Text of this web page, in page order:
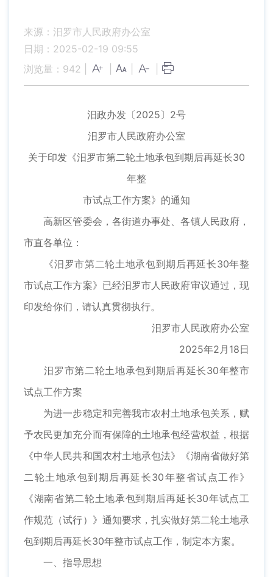
来源：汨罗市人民政府办公室
日期：2025-02-19 09:55
浏览量： 942
汨政办发〔2025〕2号
汨罗市人民政府办公室
关于印发《汨罗市第二轮土地承包到期后再延长30
年整
市试点工作方案》的通知
高新区管委会，各街道办事处、各镇人民政府，
市直各单位：
《汨罗市第二轮土地承包到期后再延长30年整
市试点工作方案》已经汨罗市人民政府审议通过，现
印发给你们，请认真贯彻执行。
汨罗市人民政府办公室
2025年2月18日
汨罗市第二轮土地承包到期后再延长30年整市
试点工作方案
为进一步稳定和完善我市农村土地承包关系，赋
予农民更加充分而有保障的土地承包经营权益，根据
《中华人民共和国农村土地承包法》《湖南省做好第
二轮土地承包到期后再延长30年整省试点工作》
《湖南省第二轮土地承包到期后再延长30年试点工
作规范（试行）》通知要求，扎实做好第二轮土地承
包到期后再延长30年整市试点工作，制定本方案。
一、指导思想